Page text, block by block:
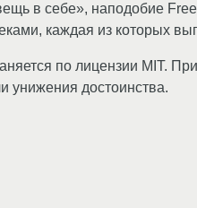
в себе», наподобие
каждая из которых
по лицензии MIT.
унижения достоинства.